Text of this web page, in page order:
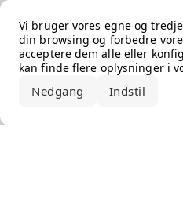
Vi bruger vores egne og
din browsing og forbedre
acceptere dem alle eller
kan finde flere oplysninger i
Nedgang Indstil
Error